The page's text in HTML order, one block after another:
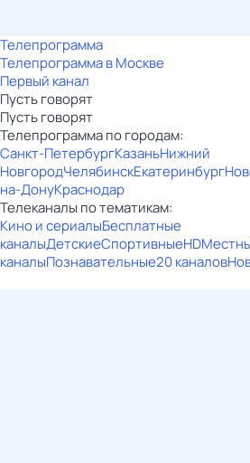
Телепрограмма
Телепрограмма в Москве
Первый канал
Пусть говорят
Пусть говорят
Телепрограмма по городам:
Санкт-ПетербургКазаньНижний
НовгородЧелябинскЕкатеринбург
на-ДонуКраснодар
Телеканалы по тематикам:
Кино и сериалыБесплатные
каналыДетскиеСпортивныеHD
каналыПознавательные20 каналов